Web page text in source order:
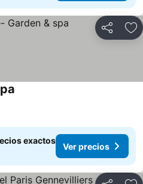
Compartir
exactos
Ver precios